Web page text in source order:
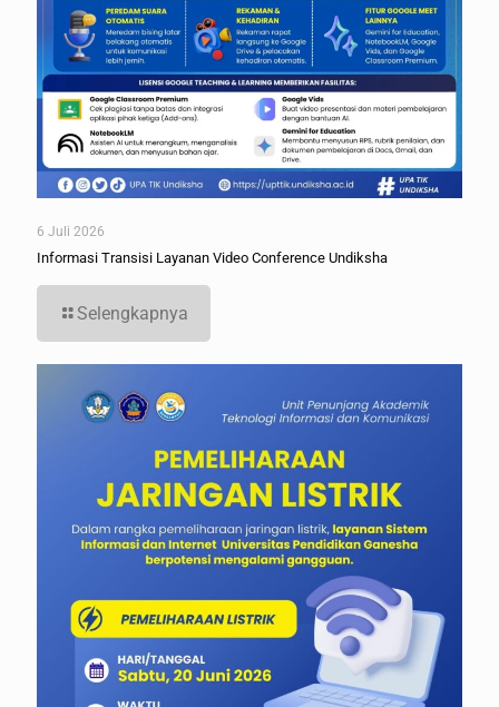
6 Juli 2026
Informasi Transisi Layanan Video Conference Undiksha
Selengkapnya